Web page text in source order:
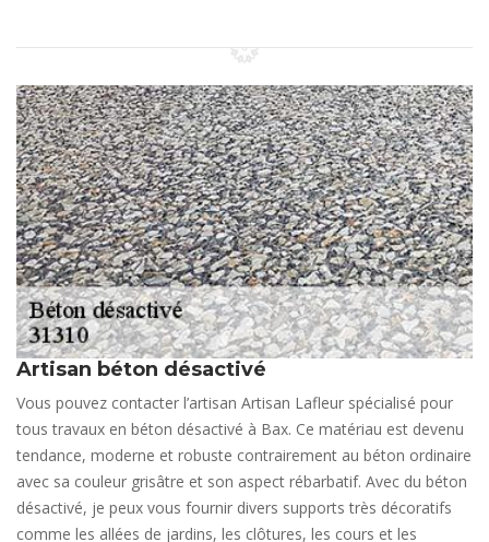
Artisan béton désactivé
Vous pouvez contacter l’artisan Artisan Lafleur spécialisé pour
tous travaux en béton désactivé à Bax. Ce matériau est devenu
tendance, moderne et robuste contrairement au béton ordinaire
avec sa couleur grisâtre et son aspect rébarbatif. Avec du béton
désactivé, je peux vous fournir divers supports très décoratifs
comme les allées de jardins, les clôtures, les cours et les